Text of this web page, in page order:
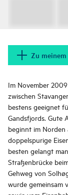
Zu
Im November
zwischen
bestens geeignet
Gandsfjords. Gute
beginnt im Norden
doppelspurige
besten gelangt
Straßenbrücke
Gehweg von
wurde gemeinsam